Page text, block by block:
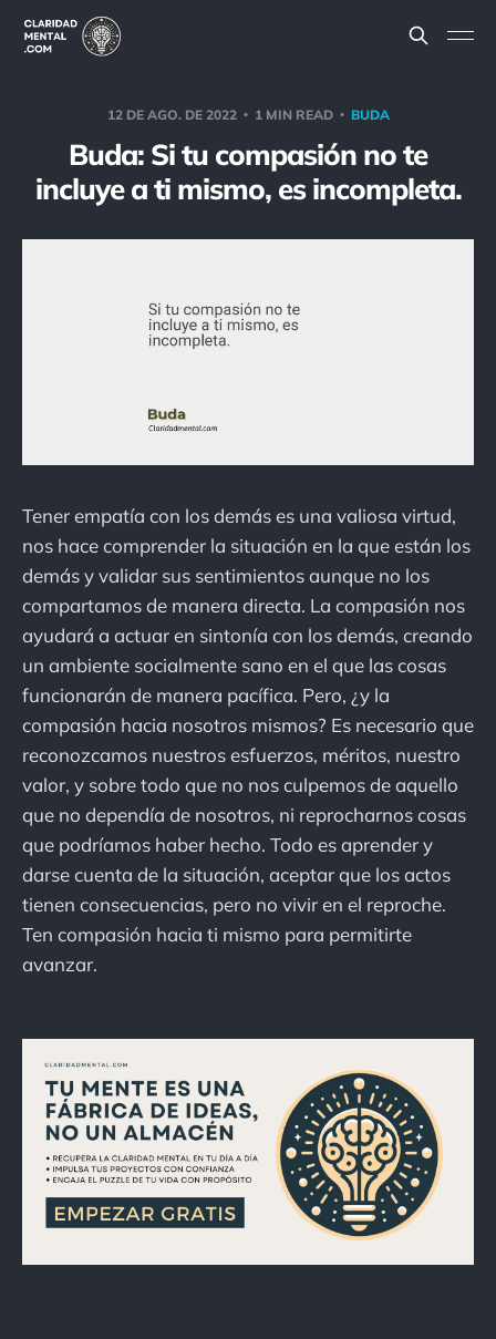
12 DE AGO. DE 2022 1 MIN READ BUDA
Buda: Si tu compasión no te
incluye a ti mismo, es incompleta.
Tener empatía con los demás es una valiosa virtud,
nos hace comprender la situación en la que están los
demás y validar sus sentimientos aunque no los
compartamos de manera directa. La compasión nos
ayudará a actuar en sintonía con los demás, creando
un ambiente socialmente sano en el que las cosas
funcionarán de manera pacífica. Pero, ¿y la
compasión hacia nosotros mismos? Es necesario que
reconozcamos nuestros esfuerzos, méritos, nuestro
valor, y sobre todo que no nos culpemos de aquello
que no dependía de nosotros, ni reprocharnos cosas
que podríamos haber hecho. Todo es aprender y
darse cuenta de la situación, aceptar que los actos
tienen consecuencias, pero no vivir en el reproche.
Ten compasión hacia ti mismo para permitirte
avanzar.